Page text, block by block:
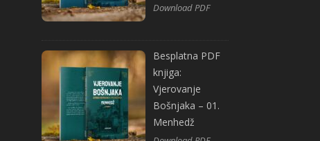
Download PDF
Besplatna PDF
knjiga:
Vjerovanje
Bošnjaka – 01.
Menhedž